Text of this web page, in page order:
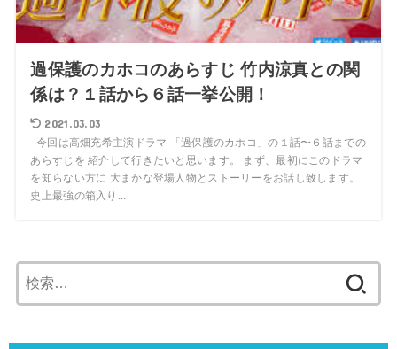
過保護のカホコのあらすじ 竹内涼真との関
係は？１話から６話一挙公開！
2021.03.03
今回は高畑充希主演ドラマ 「過保護のカホコ」の１話〜６話までの
あらすじを 紹介して行きたいと思います。 まず、最初にこのドラマ
を知らない方に 大まかな登場人物とストーリーをお話し致します。
史上最強の箱入り...
索: